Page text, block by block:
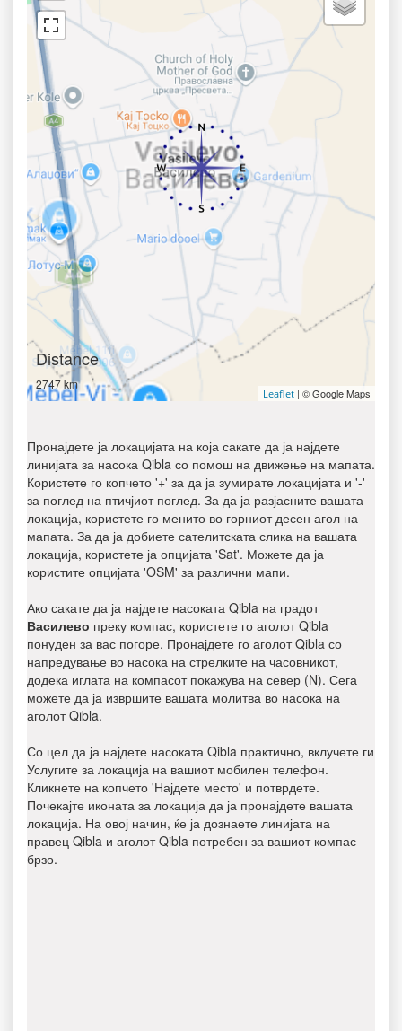
Distance
2747 km
Leaflet | © Google Maps
Пронајдете ја локацијата на која сакате да ја најдете
линијата за насока Qibla со помош на движење на мапата.
Користете го копчето '+' за да ја зумирате локацијата и '-'
за поглед на птичјиот поглед. За да ја разјасните вашата
локација, користете го менито во горниот десен агол на
мапата. За да ја добиете сателитската слика на вашата
локација, користете ја опцијата 'Sat'. Можете да ја
користите опцијата 'OSM' за различни мапи.
Ако сакате да ја најдете насоката Qibla на градот
Василево преку компас, користете го аголот Qibla
понуден за вас погоре. Пронајдете го аголот Qibla со
напредување во насока на стрелките на часовникот,
додека иглата на компасот покажува на север (N). Сега
можете да ја извршите вашата молитва во насока на
аголот Qibla.
Со цел да ја најдете насоката Qibla практично, вклучете ги
Услугите за локација на вашиот мобилен телефон.
Кликнете на копчето 'Најдете место' и потврдете.
Почекајте иконата за локација да ја пронајдете вашата
локација. На овој начин, ќе ја дознаете линијата на
правец Qibla и аголот Qibla потребен за вашиот компас
брзо.